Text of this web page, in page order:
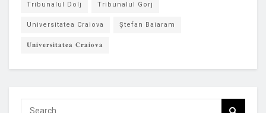
Tribunalul Dolj Tribunalul Gorj
Universitatea Craiova Ștefan Baiaram
𝐔𝐧𝐢𝐯𝐞𝐫𝐬𝐢𝐭𝐚𝐭𝐞𝐚 𝐂𝐫𝐚𝐢𝐨𝐯𝐚